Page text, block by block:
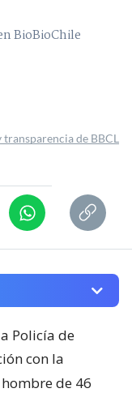
BioBioChile
transparencia de BBCL
Policía de
con la
de 46